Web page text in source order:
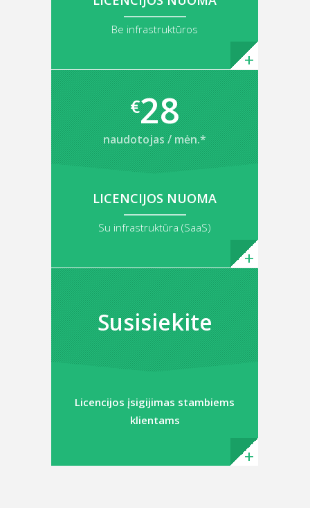
Be infrastruktūros
€28
naudotojas / mėn.*
LICENCIJOS NUOMA
Su infrastruktūra (SaaS)
Susisiekite
Licencijos įsigijimas stambiems
klientams